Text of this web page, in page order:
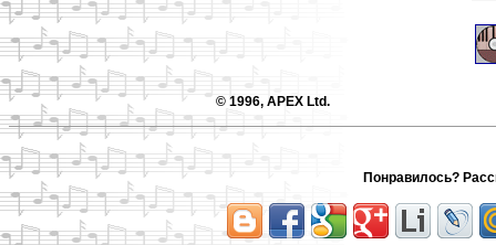
© 1996, APEX Ltd.
Понравилось?